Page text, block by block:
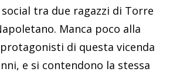
tra due ragazzi di Torre
Manca poco alla
di questa vicenda
e si contendono la stessa